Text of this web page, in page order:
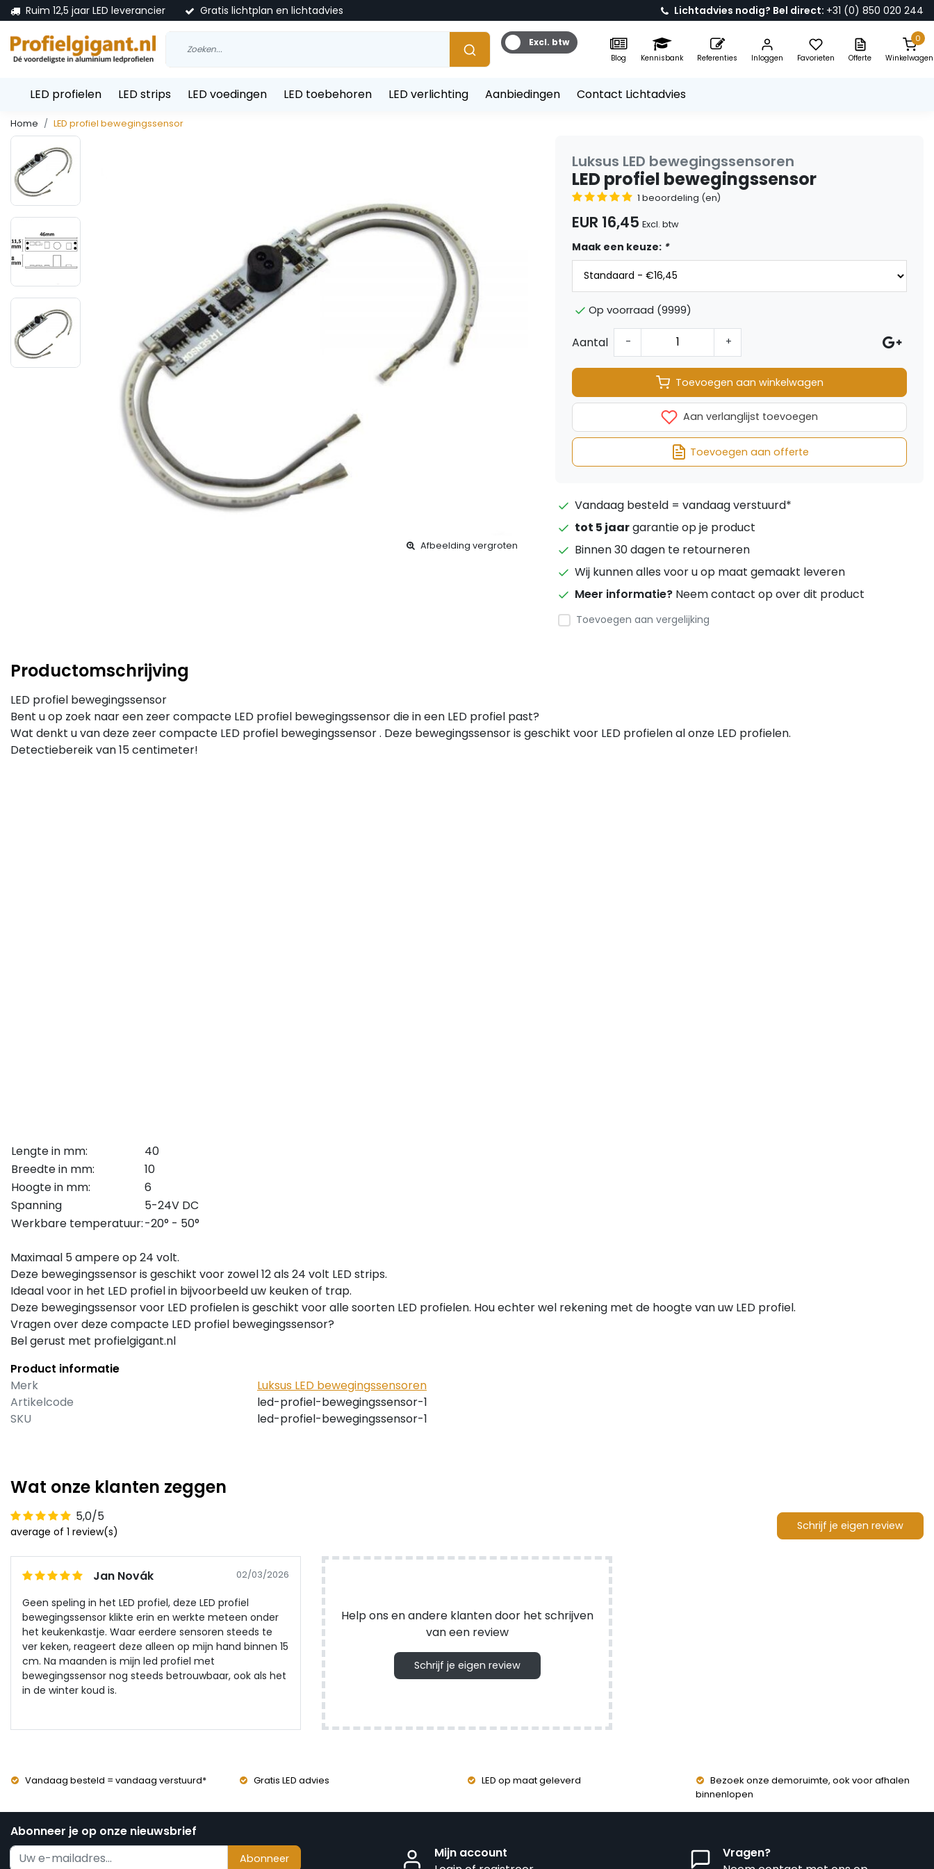
Ruim 12,5 jaar LED leverancier Gratis lichtplan en lichtadvies Lichtadvies nodig? Bel direct: +31 (0) 850 020 244
Excl. btw
Blog Kennisbank Referenties Inloggen Favorieten Offerte
0
Winkelwagen
LED profielen LED strips LED voedingen LED toebehoren LED verlichting Aanbiedingen Contact Lichtadvies
Home LED profiel bewegingssensor
Afbeelding vergroten
Luksus LED bewegingssensoren
LED profiel bewegingssensor
1 beoordeling (en)
EUR 16,45 Excl. btw
Maak een keuze: *
Op voorraad (9999)
Aantal - +
Toevoegen aan winkelwagen
Aan verlanglijst toevoegen
Toevoegen aan offerte
Vandaag besteld = vandaag verstuurd*
tot 5 jaargarantie op je product
Binnen 30 dagen te retourneren
Wij kunnen alles voor u op maat gemaakt leveren
Meer informatie? Neem contact op over dit product
Toevoegen aan vergelijking
Productomschrijving
LED profiel bewegingssensor
Bent u op zoek naar een zeer compacte LED profiel bewegingssensor die in een LED profiel past?
Wat denkt u van deze zeer compacte LED profiel bewegingssensor . Deze bewegingssensor is geschikt voor LED profielen al onze LED profielen.
Detectiebereik van 15 centimeter!
Lengte in mm:
40
Breedte in mm:
10
Hoogte in mm:
6
Spanning
5-24V DC
Werkbare temperatuur:-20° - 50°
Maximaal 5 ampere op 24 volt.
Deze bewegingssensor is geschikt voor zowel 12 als 24 volt LED strips.
Ideaal voor in het LED profiel in bijvoorbeeld uw keuken of trap.
Deze bewegingssensor voor LED profielen is geschikt voor alle soorten LED profielen. Hou echter wel rekening met de hoogte van uw LED profiel.
Vragen over deze compacte LED profiel bewegingssensor?
Bel gerust met profielgigant.nl
Product informatie
Merk
Luksus LED bewegingssensoren
Artikelcode
led-profiel-bewegingssensor-1
SKU
led-profiel-bewegingssensor-1
Wat onze klanten zeggen
5,0/5
average of 1 review(s) Schrijf je eigen review
Jan Novák 02/03/2026
Geen speling in het LED profiel, deze LED profiel
bewegingssensor klikte erin en werkte meteen onder
het keukenkastje. Waar eerdere sensoren steeds te
ver keken, reageert deze alleen op mijn hand binnen 15
cm. Na maanden is mijn led profiel met
bewegingssensor nog steeds betrouwbaar, ook als het
in de winter koud is.
Help ons en andere klanten door het schrijven
van een review
Schrijf je eigen review
Vandaag besteld = vandaag verstuurd* Gratis LED advies LED op maat geleverd
Bezoek onze demoruimte, ook voor afhalen
binnenlopen
Abonneer je op onze nieuwsbrief
Abonneer
Mijn account
Vragen?